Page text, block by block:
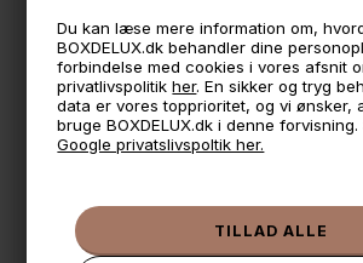
Du kan læse mere information om,
BOXDELUX.dk behandler dine
forbindelse med cookies i vores afsnit
privatlivspolitikher. En sikker og tryg
data er vores topprioritet, og vi ønsker,
bruge BOXDELUX.dk i denne forvisning.
Google privatslivspoltik her.
🧺 Kan du lægge varen i kurven, er den på
🌟 4,9 med over 1200 anmeldelser
📦 Fragtfri v. køb over 999,- ellers fra 49,-
💳 Betal med
Kundeservice